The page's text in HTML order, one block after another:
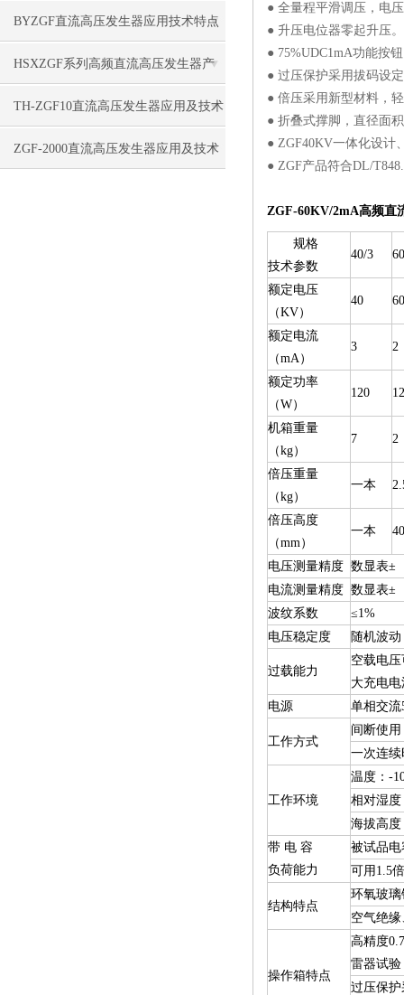
BYZGF直流高压发生器应用技术特点
HSXZGF系列高频直流高压发生器产
品特点
TH-ZGF10直流高压发生器应用及技术
特点
ZGF-2000直流高压发生器应用及技术
● 全量程平滑调压，电
● 升压电位器零起升压。
● 75%UDC1mA功能按
● 过压保护采用拔码设
● 倍压采用新型材料，
● 折叠式撑脚，直径面
● ZGF40KV一体化设计
● ZGF产品符合DL/
ZGF-60KV/2mA高频直
规格
技术参数
40/3
额定电压
（KV）
40 60
额定电流
（mA）
3 2
额定功率
（W）
120
机箱重量
（kg）
7 2
倍压重量
（kg）
一本
倍压高度
（mm）
一本
电压测量精度 数显表±
电流测量精度 数显表±
波纹系数
≤1%
电压稳定度
随机波
过载能力
空载电
大充电
电源
单相交流
工作方式
间断使用
一次连续
工作环境
温度：-
相对湿
海拔高度
带 电 容
负荷能力
被试品
可用1.5
结构特点
环氧玻
空气绝
操作箱特点
高精度
雷器试验
过压保